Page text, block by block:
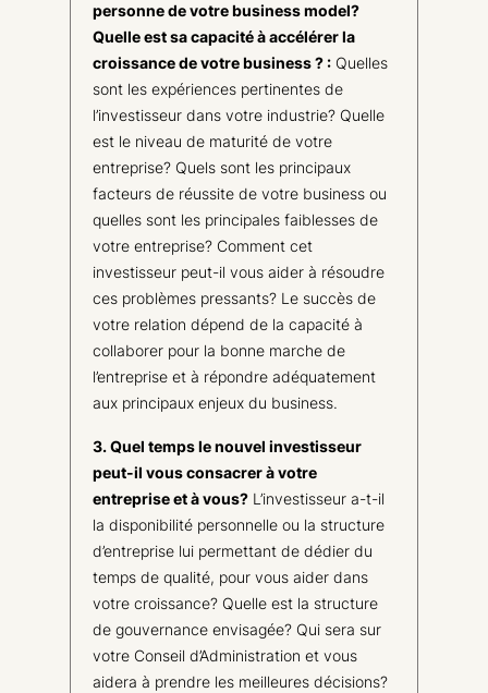
personne de votre business model?
Quelle est sa capacité à accélérer la
croissance de votre business ? : Quelles
sont les expériences pertinentes de
l’investisseur dans votre industrie? Quelle
est le niveau de maturité de votre
entreprise? Quels sont les principaux
facteurs de réussite de votre business ou
quelles sont les principales faiblesses de
votre entreprise? Comment cet
investisseur peut-il vous aider à résoudre
ces problèmes pressants? Le succès de
votre relation dépend de la capacité à
collaborer pour la bonne marche de
l’entreprise et à répondre adéquatement
aux principaux enjeux du business.
3. Quel temps le nouvel investisseur
peut-il vous consacrer à votre
entreprise et à vous? L’investisseur a-t-il
la disponibilité personnelle ou la structure
d’entreprise lui permettant de dédier du
temps de qualité, pour vous aider dans
votre croissance? Quelle est la structure
de gouvernance envisagée? Qui sera sur
votre Conseil d’Administration et vous
aidera à prendre les meilleures décisions?